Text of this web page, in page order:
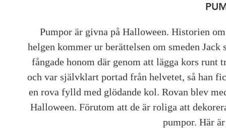
Pumpor är givna på Halloween. Historien
helgen kommer ur berättelsen om smeden
fångade honom där genom att lägga kors runt
och var självklart portad från helvetet, så han
en rova fylld med glödande kol. Rovan blev
Halloween. Förutom att de är roliga att
pumpor. Här